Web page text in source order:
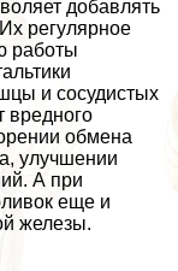
добавлять
регулярное
работы
и сосудистых
вредного
обмена
улучшении
А при
еще и
железы.